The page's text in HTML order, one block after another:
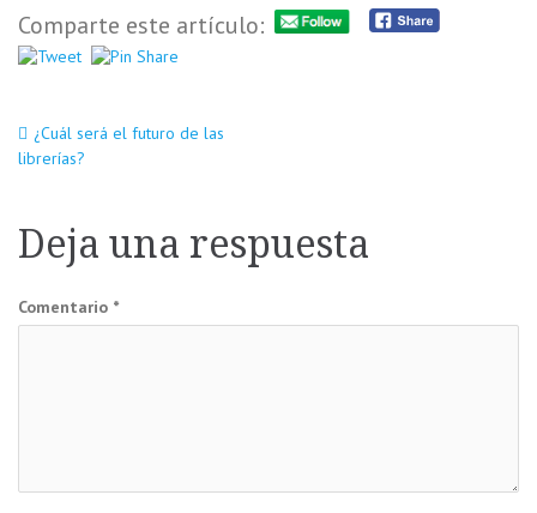
Comparte este artículo:
Navegación
entradas
¿Cuál será el futuro de las
librerías?
Deja una respuesta
Comentario *